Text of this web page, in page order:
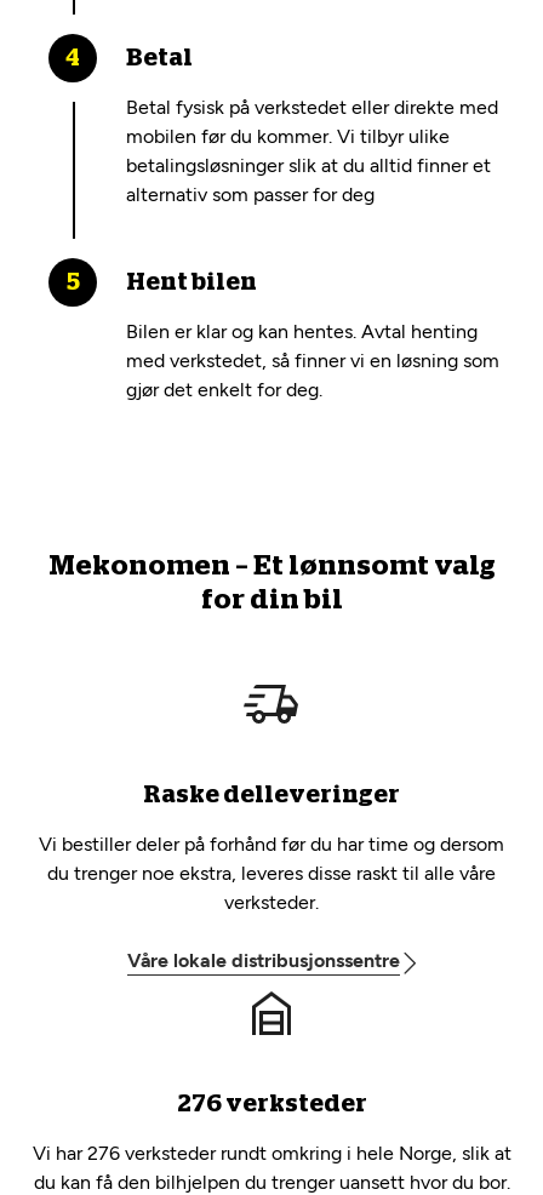
Betal
Betal fysisk på verkstedet eller direkte med
mobilen før du kommer. Vi tilbyr ulike
betalingsløsninger slik at du alltid finner et
alternativ som passer for deg
Hent bilen
Bilen er klar og kan hentes. Avtal henting
med verkstedet, så finner vi en løsning som
gjør det enkelt for deg.
Mekonomen – Et lønnsomt valg
for din bil
Raske delleveringer
Vi bestiller deler på forhånd før du har time og dersom
du trenger noe ekstra, leveres disse raskt til alle våre
verksteder.
Våre lokale distribusjonssentre
276 verksteder
Vi har 276 verksteder rundt omkring i hele Norge, slik at
du kan få den bilhjelpen du trenger uansett hvor du bor.